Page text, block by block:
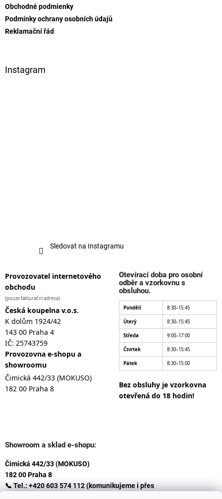
Obchodné podmienky
Podmínky ochrany osobních údajů
Reklamační řád
Instagram
Sledovat na Instagramu
Provozovatel internetového
obchodu
(pouze fakturační adresa)
Česká koupelna v.o.s.
K dolům 1924/42
143 00 Praha 4
IČ: 25743759
Provozovna e-shopu a
showroomu
Čimická 442/33 (MOKUSO)
182 00 Praha 8
Otevírací doba pro osobní
odběr a vzorkovnu s
obsluhou.
Pondělí 8:30–15:45
Úterý 8:30–15:45
Středa 9:00–17:00
Čtvrtek 8:30–15:45
Pátek 8:30–15:00
Bez obsluhy je vzorkovna
otevřená do 18 hodin!
Showroom a sklad e-shopu:
Čimická 442/33 (MOKUSO)
182 00 Praha 8
📞 Tel.: +420 603 574 112 (komunikujeme i přes